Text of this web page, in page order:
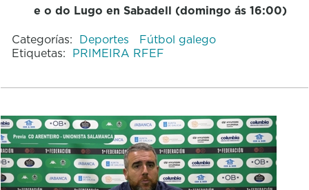
e o do Lugo en Sabadell (domingo ás 16:00)
Categorías: Deportes
Fútbol galego
Etiquetas: PRIMEIRA RFEF